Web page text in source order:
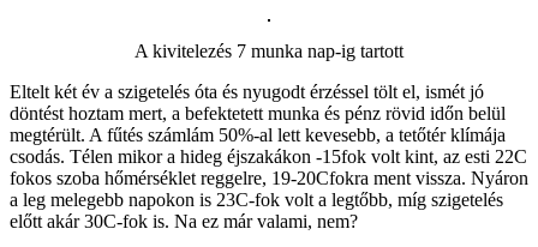
A kivitelezés 7 munka nap-ig tartott
Eltelt két év a szigetelés óta és nyugodt érzéssel tölt el, ismét jó
döntést hoztam mert, a befektetett munka és pénz rövid időn belül
megtérült. A fűtés számlám 50%-al lett kevesebb, a tetőtér klímája
csodás. Télen mikor a hideg éjszakákon -15fok volt kint, az esti 22C
fokos szoba hőmérséklet reggelre, 19-20Cfokra ment vissza. Nyáron
a leg melegebb napokon is 23C-fok volt a legtőbb, míg szigetelés
előtt akár 30C-fok is. Na ez már valami, nem?